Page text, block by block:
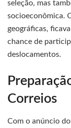
seleção, mas
socioeconômica.
geográficas,
chance de
deslocamentos.
Correios
Com o anúncio